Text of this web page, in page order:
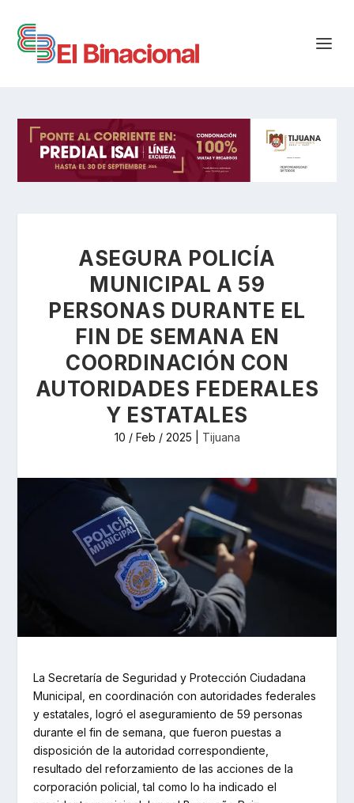
ASEGURA POLICÍA
MUNICIPAL A 59
PERSONAS DURANTE EL
FIN DE SEMANA EN
COORDINACIÓN CON
AUTORIDADES FEDERALES
Y ESTATALES
10 / Feb / 2025 Tijuana
La Secretaría de Seguridad y Protección Ciudadana
Municipal, en coordinación con autoridades federales
y estatales, logró el aseguramiento de 59 personas
durante el fin de semana, que fueron puestas a
disposición de la autoridad correspondiente,
resultado del reforzamiento de las acciones de la
corporación policial, tal como lo ha indicado el